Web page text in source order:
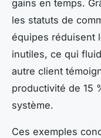
gains en temps.
les statuts de
équipes réduisent
inutiles, ce qui
autre client
productivité de 15
système.
Ces exemples